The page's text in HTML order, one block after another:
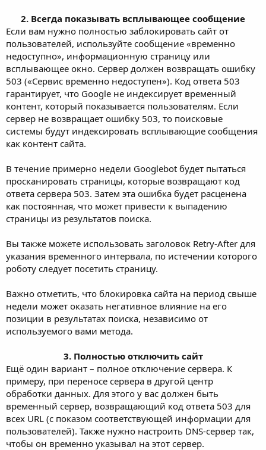
2. Всегда показывать всплывающее сообщение
Если вам нужно полностью заблокировать сайт от
пользователей, используйте сообщение «временно
недоступно», информационную страницу или
всплывающее окно. Сервер должен возвращать ошибку
503 («Сервис временно недоступен»). Код ответа 503
гарантирует, что Google не индексирует временный
контент, который показывается пользователям. Если
сервер не возвращает ошибку 503, то поисковые
системы будут индексировать всплывающие сообщения
как контент сайта.
В течение примерно недели Googlebot будет пытаться
просканировать страницы, которые возвращают код
ответа сервера 503. Затем эта ошибка будет расценена
как постоянная, что может привести к выпадению
страницы из результатов поиска.
Вы также можете использовать заголовок Retry-After для
указания временного интервала, по истечении которого
роботу следует посетить страницу.
Важно отметить, что блокировка сайта на период свыше
недели может оказать негативное влияние на его
позиции в результатах поиска, независимо от
используемого вами метода.
3. Полностью отключить сайт
Ещё один вариант – полное отключение сервера. К
примеру, при переносе сервера в другой центр
обработки данных. Для этого у вас должен быть
временный сервер, возвращающий код ответа 503 для
всех URL (с показом соответствующей информации для
пользователей). Также нужно настроить DNS-сервер так,
чтобы он временно указывал на этот сервер.